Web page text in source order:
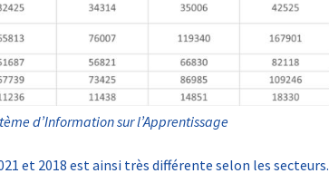
d’Information sur l’Apprentissage
et 2018 est ainsi très différente selon les secteurs.